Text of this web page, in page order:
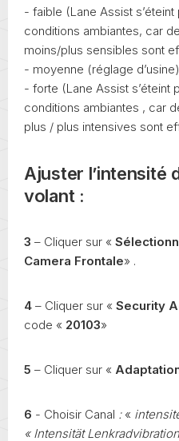
- faible (Lane Assist
conditions ambiantes, car
moins/plus sensibles sont
- moyenne (réglage d’usine)
- forte (Lane Assist s’éteint
conditions ambiantes , car
plus / plus intensives sont
Ajuster l’intensité
volant :
3 – Cliquer sur «
Camera Frontale» .
4 – Cliquer sur « Security
code « 20103»
5 – Cliquer sur «
6 - Choisir Canal :«
« Intensität